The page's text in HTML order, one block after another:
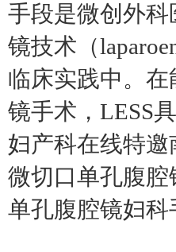
手段是微创外
镜技术（
临床实践中。
镜手术，LESS
妇产科在线特
微切口单孔腹
单孔腹腔镜妇科